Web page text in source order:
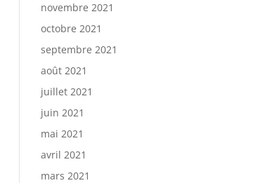
novembre 2021
octobre 2021
septembre 2021
août 2021
juillet 2021
juin 2021
mai 2021
avril 2021
mars 2021